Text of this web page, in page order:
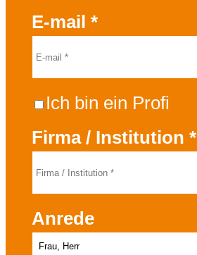
E-mail*
Ich bin ein Profi
Firma / Institution*
Anrede